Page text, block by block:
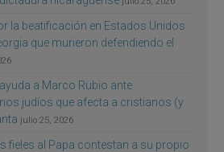
la beatificación en Estados Unidos
que murieron defendiendo el
a Marco Rubio ante
judíos que afecta a cristianos (y
julio 25, 2026
fieles al Papa contestan a su propio